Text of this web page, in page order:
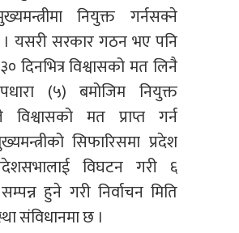
नियुक्त गर्नसक्ने
यसरी सरकार गठन भए पनि
दिनभित्र विश्वासको मत लिनै
(५) बमोजिम नियुक्त
विश्वासको मत प्राप्त गर्न
सिफारिसमा प्रदेश
विघटन गरी ६
सम्पन्न हुने गरी निर्वाचन मिति
संविधानमा छ ।